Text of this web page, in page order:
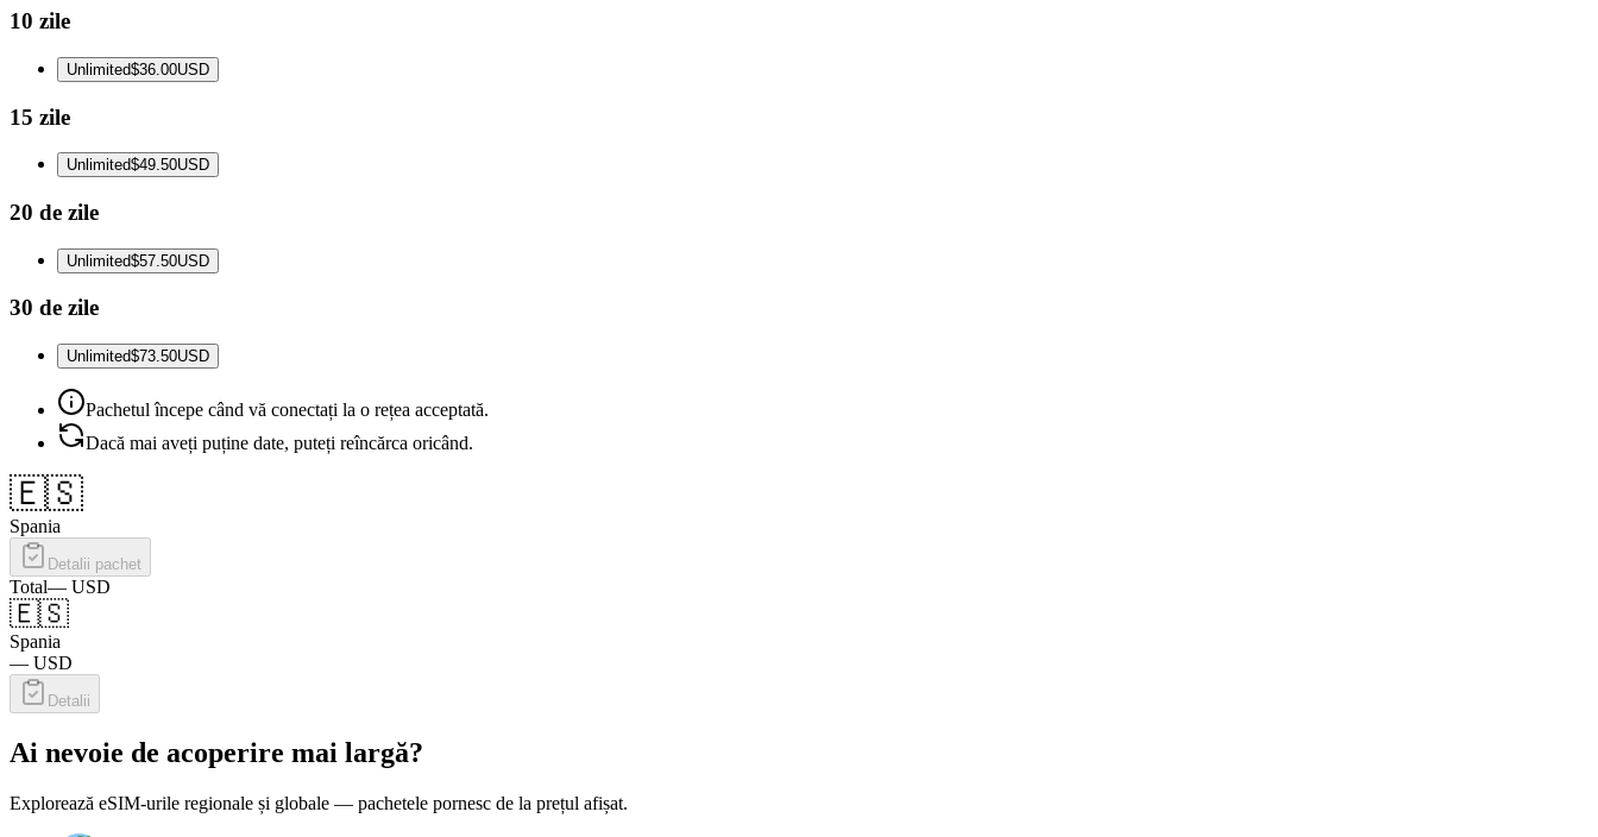
10 zile
Unlimited$36.00USD
15 zile
Unlimited$49.50USD
20 de zile
Unlimited$57.50USD
30 de zile
Unlimited$73.50USD
Pachetul începe când vă conectați la o rețea acceptată.
Dacă mai aveți puține date, puteți reîncărca oricând.
🇪🇸
Spania
Detalii pachet
Total— USD
🇪🇸
Spania
— USD
Detalii
Ai nevoie de acoperire mai largă?
Explorează eSIM-urile regionale și globale — pachetele pornesc de la prețul afișat.